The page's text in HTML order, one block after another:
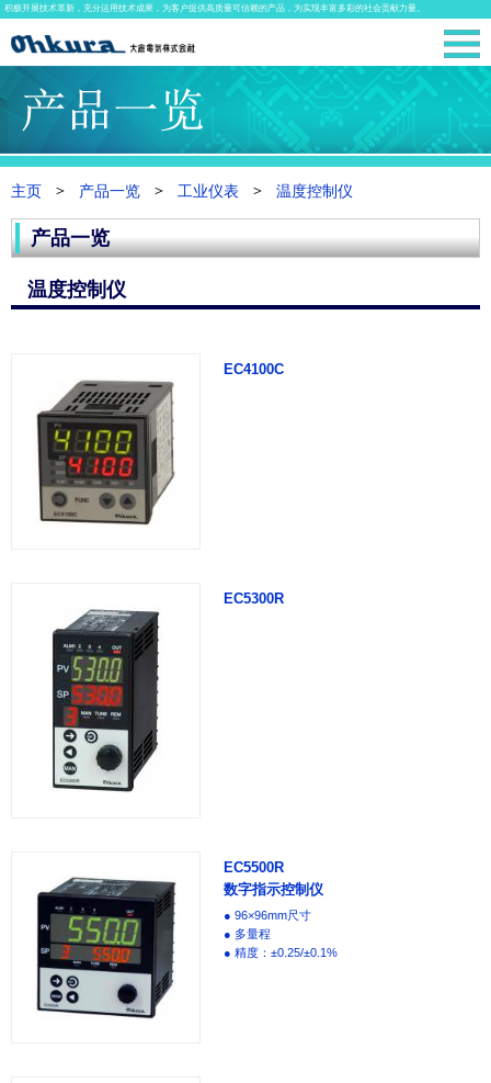
积极开展技术革新，充分运用技术成果，为客户提供高质量可信赖的产品，为实现丰富多彩的社会贡献力量。
主页 产品一览 工业仪表 温度控制仪
产品一览
温度控制仪
EC4100C
EC5300R
EC5500R
数字指示控制仪
● 96×96mm尺寸
● 多量程
● 精度：±0.25/±0.1%